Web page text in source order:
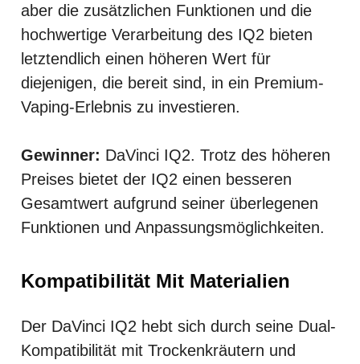
aber die zusätzlichen Funktionen und die
hochwertige Verarbeitung des IQ2 bieten
letztendlich einen höheren Wert für
diejenigen, die bereit sind, in ein Premium-
Vaping-Erlebnis zu investieren.
Gewinner: DaVinci IQ2. Trotz des höheren
Preises bietet der IQ2 einen besseren
Gesamtwert aufgrund seiner überlegenen
Funktionen und Anpassungsmöglichkeiten.
Kompatibilität Mit Materialien
Der DaVinci IQ2 hebt sich durch seine Dual-
Kompatibilität mit Trockenkräutern und